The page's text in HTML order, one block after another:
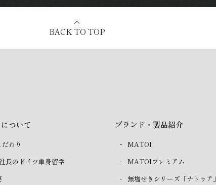
BACK TO TOP
ついて
わり
長のドイツ単身留学
ブランド・製品紹介
MATOI
MATOIプレミアム
無塩せきシリーズ「ナトゥア」